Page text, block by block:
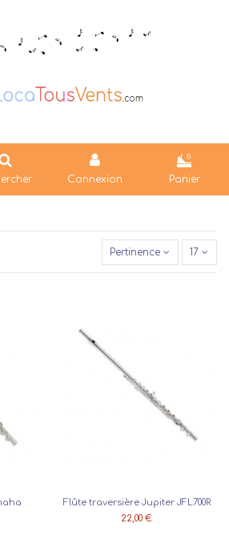
Connexion
0
Panier
Pertinence 17
Flûte traversière Jupiter JFL700R
22,00 €